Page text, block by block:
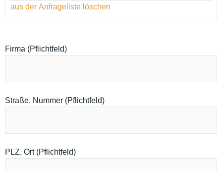
aus der Anfrageliste löschen
Firma (Pflichtfeld)
Straße, Nummer (Pflichtfeld)
PLZ, Ort (Pflichtfeld)